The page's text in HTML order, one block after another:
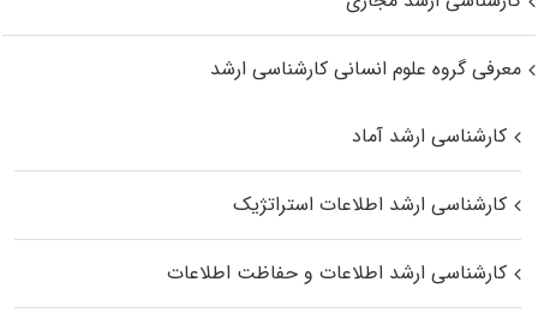
معرفی گروه علوم انسانی کارشناسی ارشد
کارشناسی ارشد آماد
کارشناسی ارشد اطلاعات استراتژیک
کارشناسی ارشد اطلاعات و حفاظت اطلاعات